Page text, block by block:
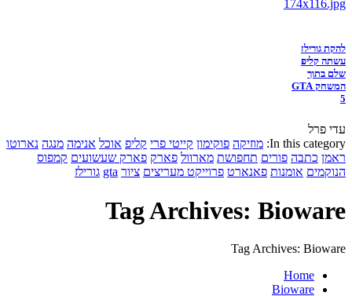
להקת גורילז
עשתה קליפ
שלם בתוך
המשחק GTA
5
עדי פרל
In this category: מוזיקה פוקימון קייטי פרי קליפ אוכל אנימה מנגה נארוטו
ראמן כתבה פורים תחפושת מארוול פארק פארק שעשועים קמפוס
הנוקמים אומנות פאנארט פרוייקט מעריצים ציור gta גורילז
Tag Archives: Bioware
Tag Archives: Bioware
Home
Bioware